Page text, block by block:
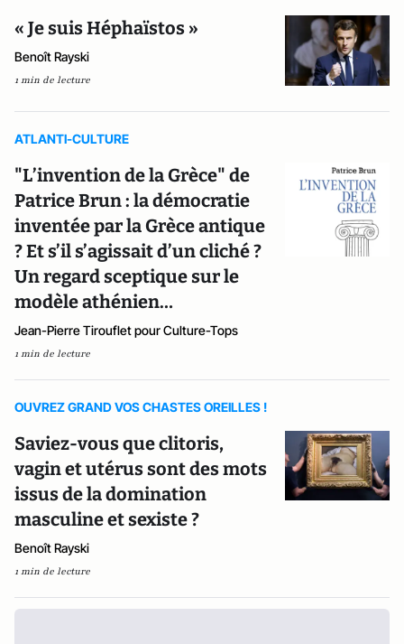
« Je suis Héphaïstos »
Benoît Rayski
1 min de lecture
ATLANTI-CULTURE
"L’invention de la Grèce" de
Patrice Brun : la démocratie
inventée par la Grèce antique
? Et s’il s’agissait d’un cliché ?
Un regard sceptique sur le
modèle athénien…
Jean-Pierre Tirouflet pour Culture-Tops
1 min de lecture
OUVREZ GRAND VOS CHASTES OREILLES !
Saviez-vous que clitoris,
vagin et utérus sont des mots
issus de la domination
masculine et sexiste ?
Benoît Rayski
1 min de lecture